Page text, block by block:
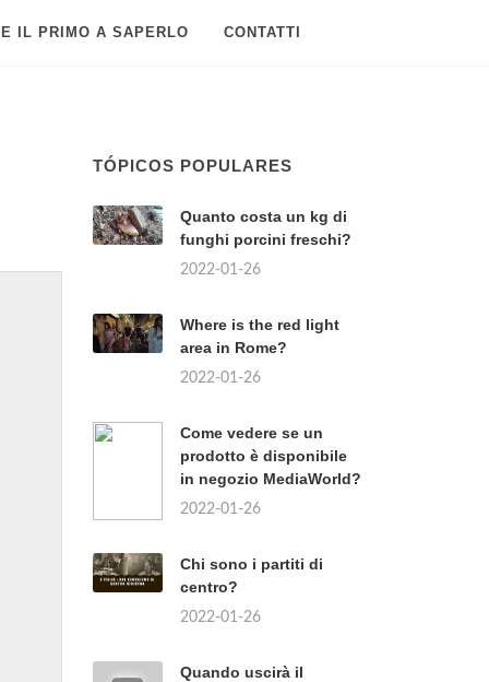
IL PRIMO A SAPERLO CONTATTI
TÓPICOS POPULARES
Quanto costa un kg di
funghi porcini freschi?
2022-01-26
Where is the red light
area in Rome?
2022-01-26
Come vedere se un
prodotto è disponibile
in negozio MediaWorld?
2022-01-26
Chi sono i partiti di
centro?
2022-01-26
Quando uscirà il